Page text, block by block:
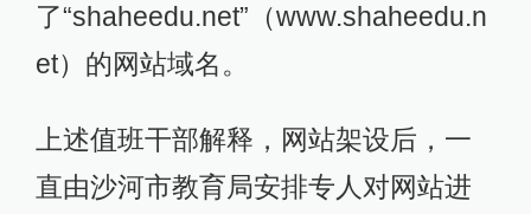
了“shaheedu.net”（www.shaheedu.n
et）的网站域名。
上述值班干部解释，网站架设后，一
直由沙河市教育局安排专人对网站进